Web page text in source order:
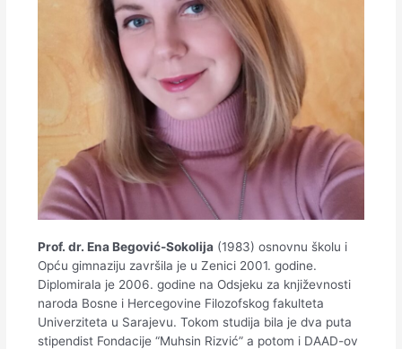
Prof. dr. Ena Begović-Sokolija(1983) osnovnu školu i
Opću gimnaziju završila je u Zenici 2001. godine.
Diplomirala je 2006. godine na Odsjeku za književnosti
naroda Bosne i Hercegovine Filozofskog fakulteta
Univerziteta u Sarajevu. Tokom studija bila je dva puta
stipendist Fondacije “Muhsin Rizvić” a potom i DAAD-ov